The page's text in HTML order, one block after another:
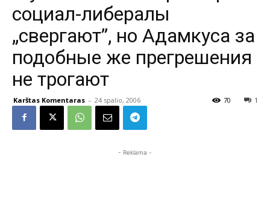
социал-либералы
„свергают”, но Адамкуса за
подобные же прегрешения
не трогают
Karštas Komentaras - 24 spalio, 2006 1
70
- Reklama -